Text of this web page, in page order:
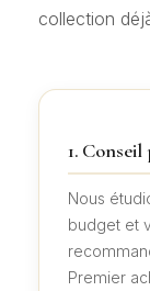
collection
1.
Nous
budget et
Premier